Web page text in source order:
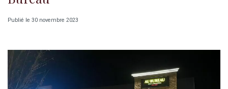
Publié le 30 novembre 2023